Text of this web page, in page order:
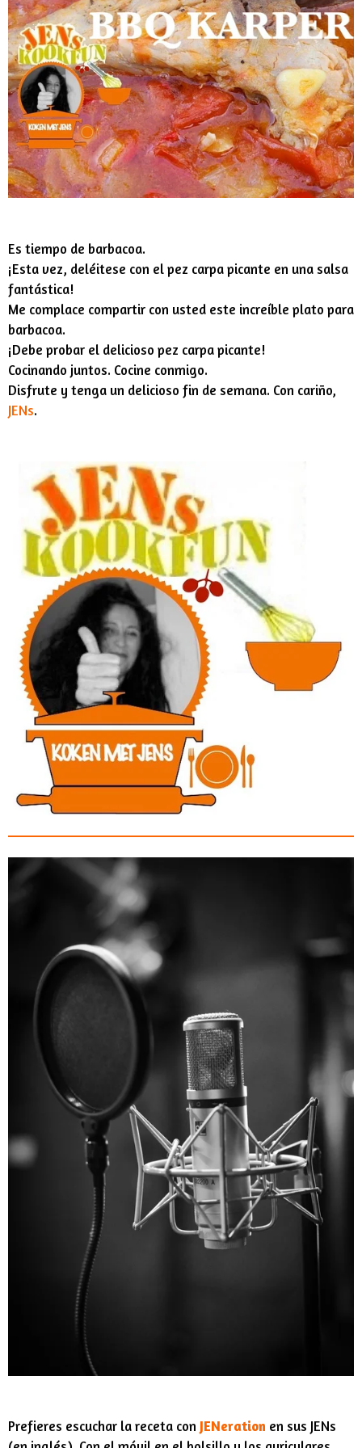
Es tiempo de barbacoa.
¡Esta vez, deléitese con el pez carpa picante en una salsa
fantástica!
Me complace compartir con usted este increíble plato para
barbacoa.
¡Debe probar el delicioso pez carpa picante!
Cocinando juntos. Cocine conmigo.
Disfrute y tenga un delicioso fin de semana. Con cariño,
JENs.
Prefieres escuchar la receta con JENeration en sus JENs